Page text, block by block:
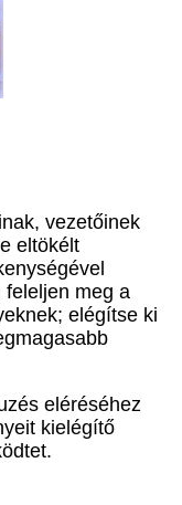
vezetőinek
eltökélt
feleljen meg a
elégítse ki
eléréséhez
kielégítő